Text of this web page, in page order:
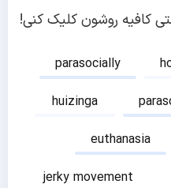
کافیه روشون کلیک کنی!
parasocially
huizinga
euthanasia
jerky movement